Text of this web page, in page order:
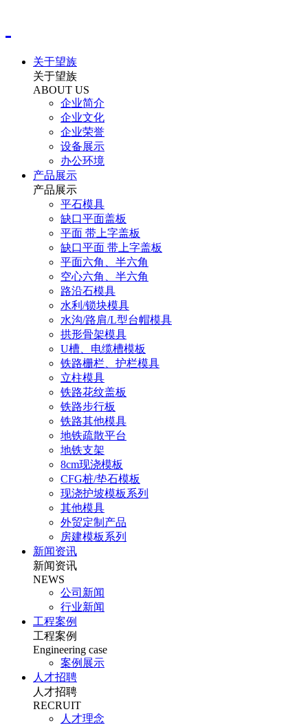
关于望族
关于望族
ABOUT US
企业简介
企业文化
企业荣誉
设备展示
办公环境
产品展示
产品展示
平石模具
缺口平面盖板
平面 带上字盖板
缺口平面 带上字盖板
平面六角、半六角
空心六角、半六角
路沿石模具
水利/锁块模具
水沟/路肩/L型台帽模具
拱形骨架模具
U槽、电缆槽模板
铁路栅栏、护栏模具
立柱模具
铁路花纹盖板
铁路步行板
铁路其他模具
地铁疏散平台
地铁支架
8cm现浇模板
CFG桩/垫石模板
现浇护坡模板系列
其他模具
外贸定制产品
房建模板系列
新闻资讯
新闻资讯
NEWS
公司新闻
行业新闻
工程案例
工程案例
Engineering case
案例展示
人才招聘
人才招聘
RECRUIT
人才理念